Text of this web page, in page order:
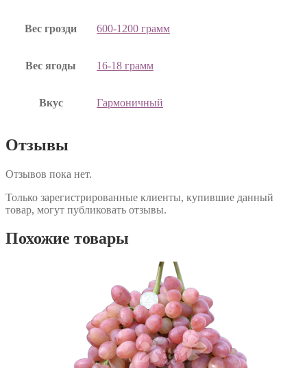
Вес грозди 600-1200 грамм
Вес ягоды 16-18 грамм
Вкус Гармоничный
Отзывы
Отзывов пока нет.
Только зарегистрированные клиенты, купившие данный
товар, могут публиковать отзывы.
Похожие товары